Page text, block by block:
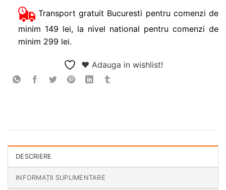
Transport gratuit Bucuresti pentru comenzi de
minim 149 lei, la nivel national pentru comenzi de
minim 299 lei.
❤ Adauga in wishlist!
DESCRIERE
INFORMAȚII SUPLIMENTARE